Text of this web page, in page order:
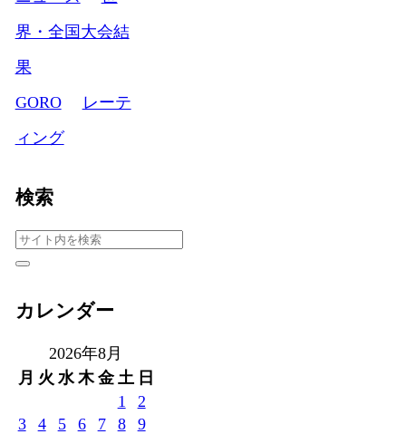
界・全国大会結
果
GORO
レーテ
ィング
検索
カレンダー
2026年8月
月 火 水 木 金 土 日
1
2
3
4 5 6 7 8
9